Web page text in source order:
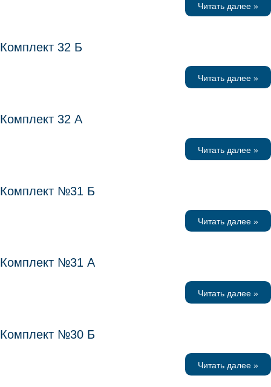
Читать далее »
Комплект 32 Б
Читать далее »
Комплект 32 А
Читать далее »
Комплект №31 Б
Читать далее »
Комплект №31 А
Читать далее »
Комплект №30 Б
Читать далее »